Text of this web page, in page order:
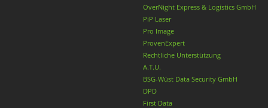
OverNight Express & Logistics GmbH
PiP Laser
Pro Image
ProvenExpert
Rechtliche Unterstützung
A.T.U.
BSG-Wüst Data Security GmbH
DPD
First Data